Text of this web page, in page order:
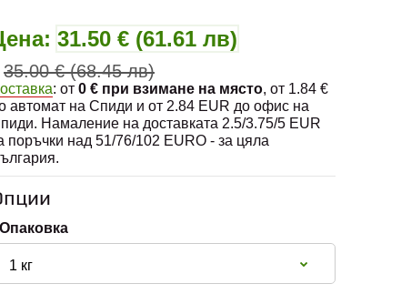
31.50 € (61.61 лв)
35.00 € (68.45 лв)
: от 0 € при взимане на място, от 1.84 €
автомат на Спиди и от 2.84 EUR до офис на
Намаление на доставката 2.5/3.75/5 EUR
поръчки над 51/76/102 EURO - за цяла
Опаковка